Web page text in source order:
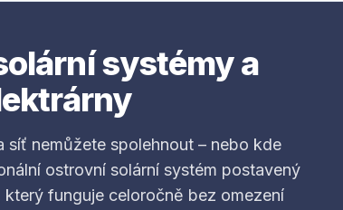
systémy a
síť nemůžete spolehnout – nebo kde
ostrovní solární systém postavený
který funguje celoročně bez omezení